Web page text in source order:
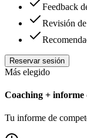
Feedback
Revisión
Reservar sesión
Más elegido
Coaching + informe
Tu informe de